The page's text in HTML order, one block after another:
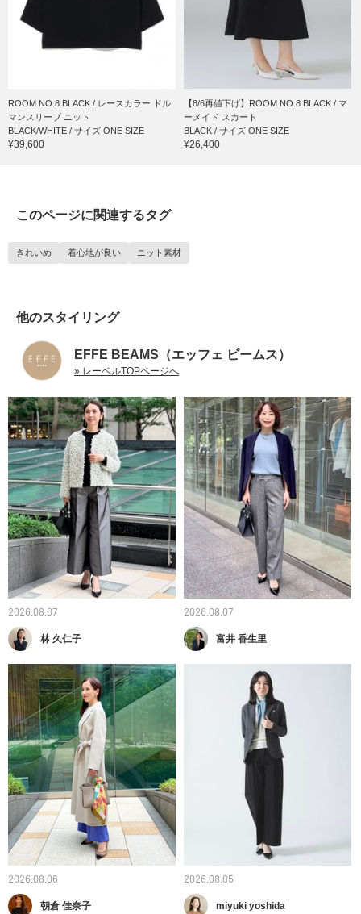
ROOM NO.8 BLACK / レースカラー ドル
マンスリーブ ニット
BLACK/WHITE / サイズ ONE SIZE
¥39,600
【8/6再値下げ】ROOM NO.8 BLACK / マ
ーメイド スカート
BLACK / サイズ ONE SIZE
¥26,400
このページに関連するタグ
きれいめ 着心地が良い ニット素材
他のスタイリング
EFFE BEAMS（エッフェ ビームス）
» レーベルTOPページへ
2026.08.07
林 久仁子
2026.08.07
富井 香生里
2026.08.06
朝倉 佳奈子
2026.08.05
miyuki yoshida